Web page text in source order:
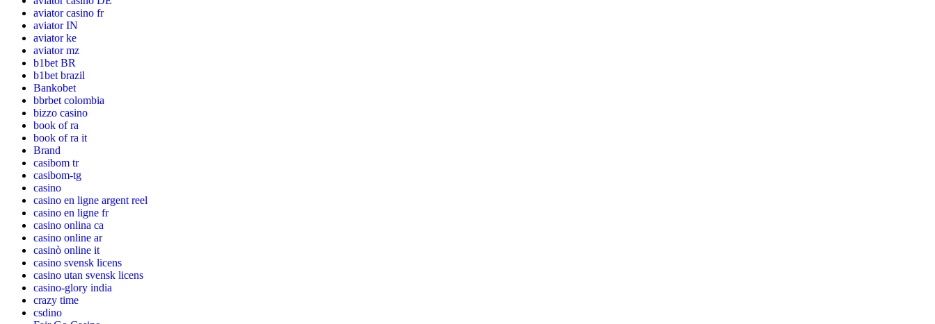
aviator casino fr
aviator IN
aviator ke
aviator mz
b1bet BR
b1bet brazil
Bankobet
bbrbet colombia
bizzo casino
book of ra
book of ra it
Brand
casibom tr
casibom-tg
casino
casino en ligne argent reel
casino en ligne fr
casino onlina ca
casino online ar
casinò online it
casino svensk licens
casino utan svensk licens
casino-glory india
crazy time
csdino